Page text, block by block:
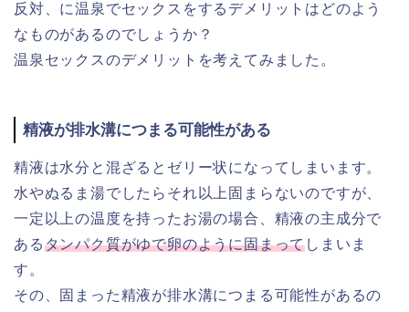
反対、に温泉でセックスをするデメリットはどのよう
なものがあるのでしょうか？
温泉セックスのデメリットを考えてみました。
精液が排水溝につまる可能性がある
精液は水分と混ざるとゼリー状になってしまいます。
水やぬるま湯でしたらそれ以上固まらないのですが、
一定以上の温度を持ったお湯の場合、精液の主成分で
あるタンパク質がゆで卵のように固まってしまいま
す。
その、固まった精液が排水溝につまる可能性があるの